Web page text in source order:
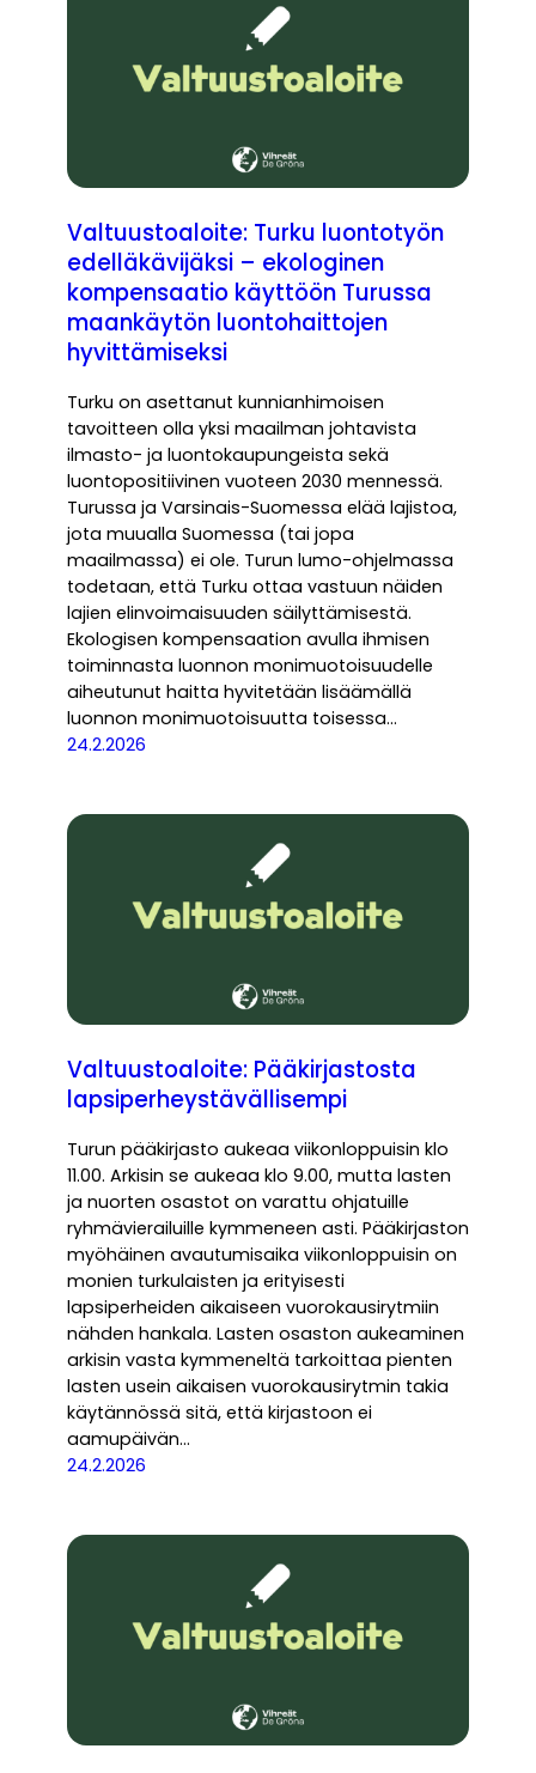
Valtuustoaloite: Turku luontotyön
edelläkävijäksi – ekologinen
kompensaatio käyttöön Turussa
maankäytön luontohaittojen
hyvittämiseksi
Turku on asettanut kunnianhimoisen
tavoitteen olla yksi maailman johtavista
ilmasto- ja luontokaupungeista sekä
luontopositiivinen vuoteen 2030 mennessä.
Turussa ja Varsinais-Suomessa elää lajistoa,
jota muualla Suomessa (tai jopa
maailmassa) ei ole. Turun lumo-ohjelmassa
todetaan, että Turku ottaa vastuun näiden
lajien elinvoimaisuuden säilyttämisestä.
Ekologisen kompensaation avulla ihmisen
toiminnasta luonnon monimuotoisuudelle
aiheutunut haitta hyvitetään lisäämällä
luonnon monimuotoisuutta toisessa…
24.2.2026
Valtuustoaloite: Pääkirjastosta
lapsiperheystävällisempi
Turun pääkirjasto aukeaa viikonloppuisin klo
11.00. Arkisin se aukeaa klo 9.00, mutta lasten
ja nuorten osastot on varattu ohjatuille
ryhmävierailuille kymmeneen asti. Pääkirjaston
myöhäinen avautumisaika viikonloppuisin on
monien turkulaisten ja erityisesti
lapsiperheiden aikaiseen vuorokausirytmiin
nähden hankala. Lasten osaston aukeaminen
arkisin vasta kymmeneltä tarkoittaa pienten
lasten usein aikaisen vuorokausirytmin takia
käytännössä sitä, että kirjastoon ei
aamupäivän…
24.2.2026